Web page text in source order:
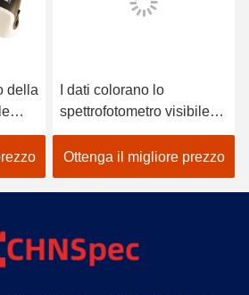
della
I dati colorano lo
spettrofotometro visibile
per colore del tessuto che
corrisponde nel nero
Ottenga il migliore prezzo